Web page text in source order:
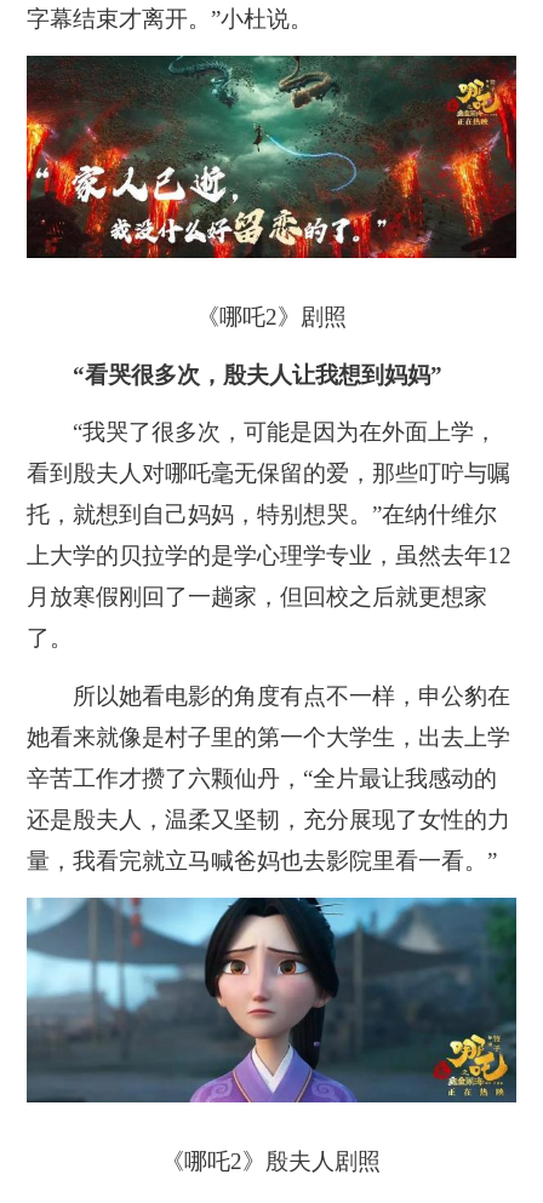
字幕结束才离开。”小杜说。
《哪吒2》剧照
“看哭很多次，殷夫人让我想到妈妈”
“我哭了很多次，可能是因为在外面上学，
看到殷夫人对哪吒毫无保留的爱，那些叮咛与嘱
托，就想到自己妈妈，特别想哭。”在纳什维尔
上大学的贝拉学的是学心理学专业，虽然去年12
月放寒假刚回了一趟家，但回校之后就更想家
了。
所以她看电影的角度有点不一样，申公豹在
她看来就像是村子里的第一个大学生，出去上学
辛苦工作才攒了六颗仙丹， “全片最让我感动的
还是殷夫人，温柔又坚韧，充分展现了女性的力
量，我看完就立马喊爸妈也去影院里看一看。”
《哪吒2》殷夫人剧照